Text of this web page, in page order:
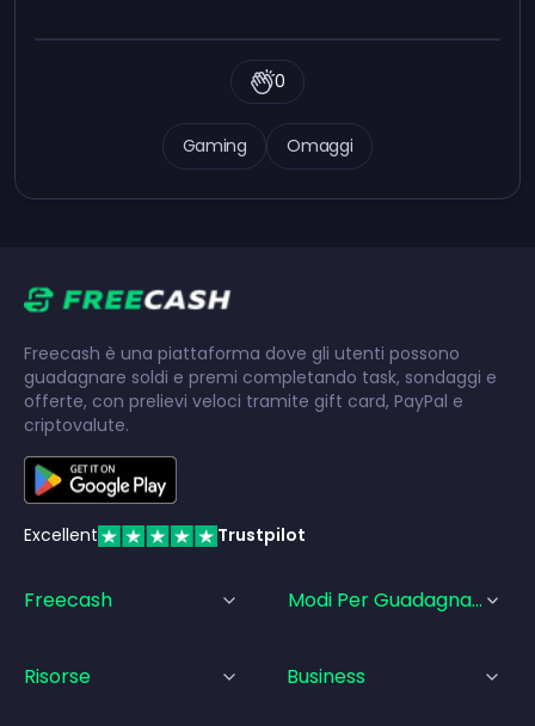
Gaming Omaggi
0
Freecash è una piattaforma dove gli utenti possono
guadagnare soldi e premi completando task, sondaggi e
offerte, con prelievi veloci tramite gift card, PayPal e
criptovalute.
Excellent Trustpilot
Freecash Modi Per Guadagnare
Risorse Business